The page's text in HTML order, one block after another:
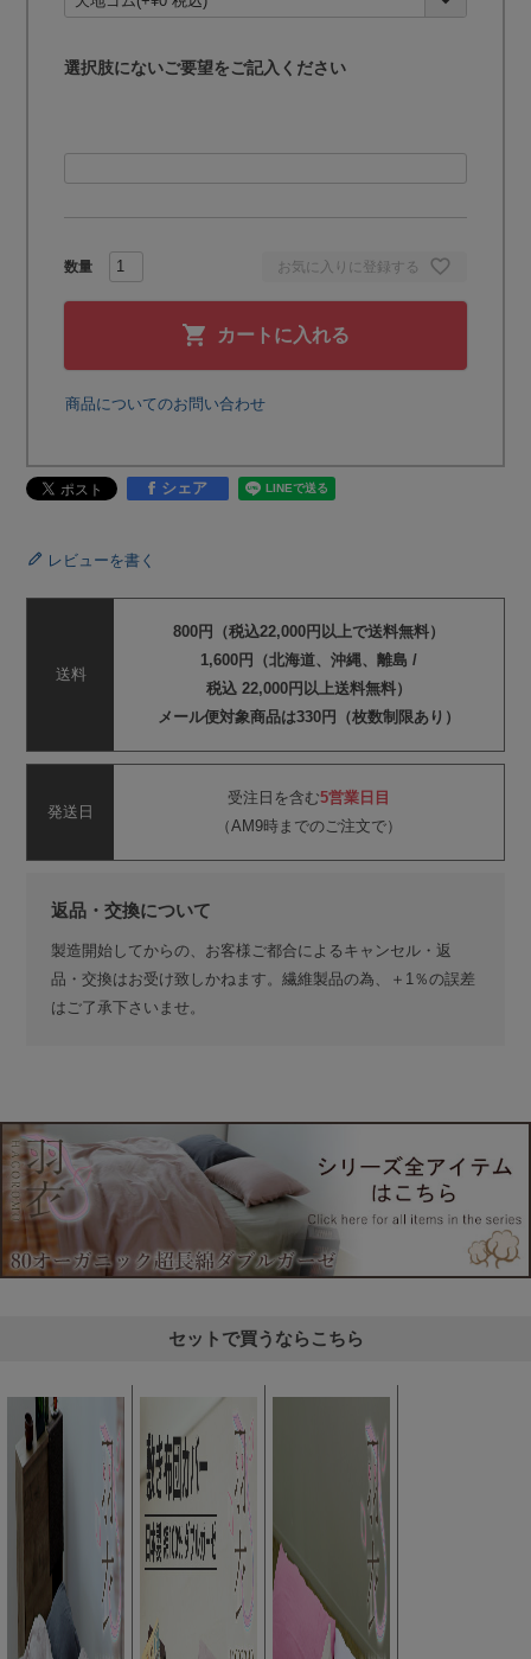
お気に入りに登録する
カートに入れる
)
選択肢にないご要望をご記入ください
商品についてのお問い合わせ
シェア
レビューを書く
送料
800円（税込22,000円以上で送料無料）
1,600円（北海道、沖縄、離島 /
税込 22,000円以上送料無料）
メール便対象商品は330円（枚数制限あり）
発送日
受注日を含む5営業日目
（AM9時までのご注文で）
返品・交換について
製造開始してからの、お客様ご都合によるキャンセル・返
品・交換はお受け致しかねます。繊維製品の為、＋1％の誤差
はご了承下さいませ。
セットで買うならこちら